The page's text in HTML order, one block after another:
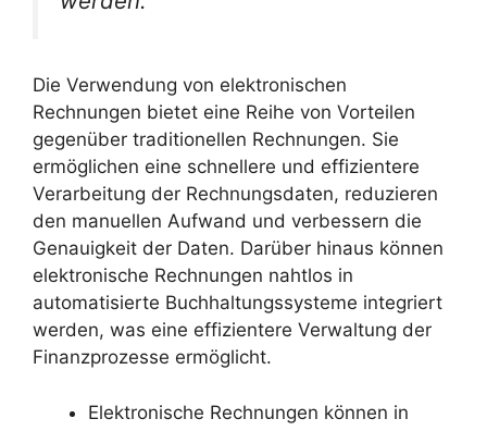
Die Verwendung von elektronischen
Rechnungen bietet eine Reihe von Vorteilen
gegenüber traditionellen Rechnungen. Sie
ermöglichen eine schnellere und effizientere
Verarbeitung der Rechnungsdaten, reduzieren
den manuellen Aufwand und verbessern die
Genauigkeit der Daten. Darüber hinaus können
elektronische Rechnungen nahtlos in
automatisierte Buchhaltungssysteme integriert
werden, was eine effizientere Verwaltung der
Finanzprozesse ermöglicht.
Elektronische Rechnungen können in